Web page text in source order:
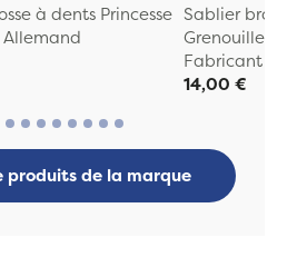
à dents Princesse Sablier
Grenouille
Fabricant
14,00 €
produits de la marque